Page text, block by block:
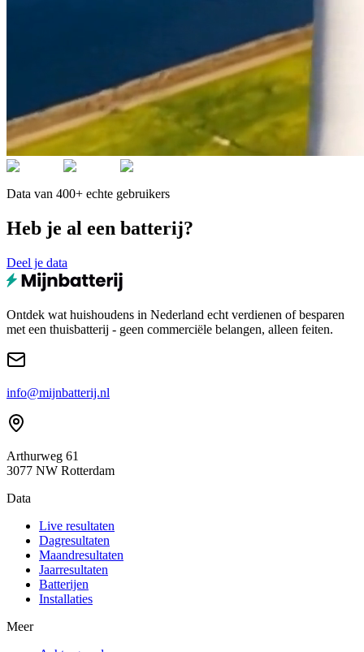
Data van 400+ echte gebruikers
Heb je al een batterij?
Deel je data
Ontdek wat huishoudens in Nederland echt verdienen of besparen
met een thuisbatterij - geen commerciële belangen, alleen feiten.
info@mijnbatterij.nl
Arthurweg 61
3077 NW Rotterdam
Data
Live resultaten
Dagresultaten
Maandresultaten
Jaarresultaten
Batterijen
Installaties
Meer